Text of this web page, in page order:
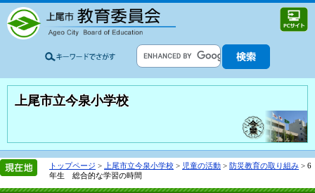
上尾市立今泉小学校
トップページ > 上尾市立今泉小学校 > 児童の活動 > 防災教育の取り組み > 6
年生 総合的な学習の時間